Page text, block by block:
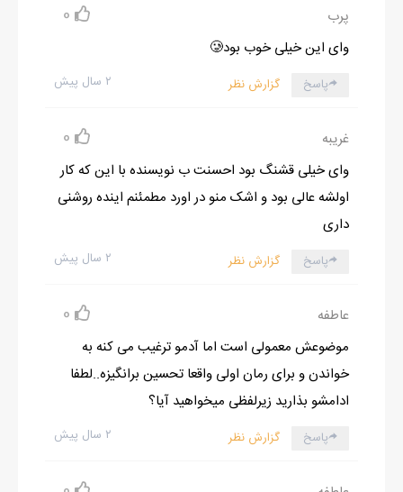
پرب 0
وای این خیلی خوب بود🥲
۲ سال پیش پاسخ گزارش نظر
غریبه 0
وای خیلی قشنگ بود احسنت ب نویسنده با این که کار
اولشه عالی بود و اشک منو در اورد مطمئنم اینده روشنی
داری
۲ سال پیش پاسخ گزارش نظر
عاطفه 0
موضوعش معمولی است اما آدمو ترغیب می کنه به
خواندن و برای رمان اولی واقعا تحسین برانگیزه..لطفا
ادامشو بذارید زیرلفظی میخواهید آیا؟
۲ سال پیش پاسخ گزارش نظر